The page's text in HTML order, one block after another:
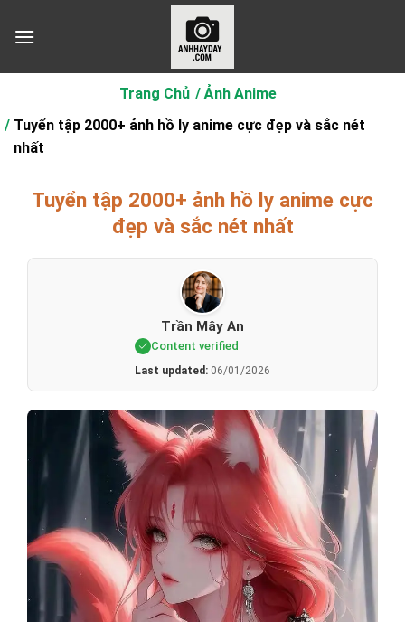
đến
dung
Trang Chủ
Ảnh Anime
Tuyển tập 2000+ ảnh hồ ly anime cực đẹp và sắc nét
nhất
Tuyển tập 2000+ ảnh hồ ly anime cực
đẹp và sắc nét nhất
Trần Mây An
Content verified
Last updated: 06/01/2026